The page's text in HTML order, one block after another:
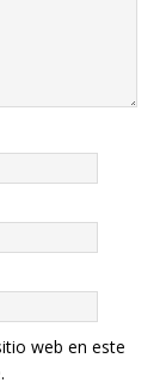
web en este